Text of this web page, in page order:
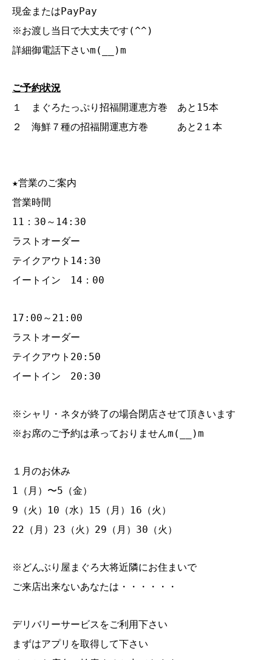
現金またはPayPay
※お渡し当日で大丈夫です(^^)
詳細御電話下さいm(__)m
ご予約状況
１ まぐろたっぷり招福開運恵方巻 あと15本
２ 海鮮７種の招福開運恵方巻 あと2１本
★営業のご案内
営業時間
11：30～14:30
ラストオーダー
テイクアウト14:30
イートイン 14：00
17:00～21:00
ラストオーダー
テイクアウト20:50
イートイン 20:30
※シャリ・ネタが終了の場合閉店させて頂きいます
※お席のご予約は承っておりませんm(__)m
１月のお休み
1（月）〜5（金）
9（火）10（水）15（月）16（火）
22（月）23（火）29（月）30（火）
※どんぶり屋まぐろ大将近隣にお住まいで
ご来店出来ないあなたは・・・・・・
デリバリーサービスをご利用下さい
まずはアプリを取得して下さい